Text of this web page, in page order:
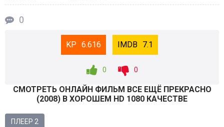
0
6.616 7.1
0 0
СМОТРEТЬ ОНЛАЙН ФИЛЬМ ВСЕ ЕЩЁ ПРЕКРАСНО
(2008) В ХОРОШЕМ HD 1080 КАЧЕСТВЕ
ПЛЕЕР 2